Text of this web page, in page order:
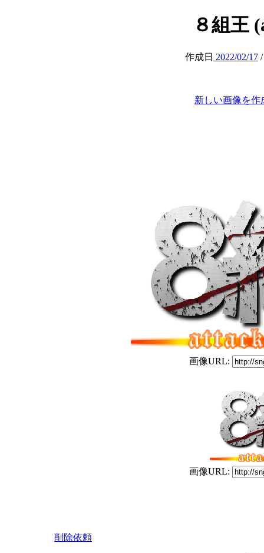
８組王
作成日 2022/02/17
新しい画像を作
画像URL:
画像URL:
削除依頼